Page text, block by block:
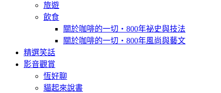
旅遊
飲食
關於咖啡的一切‧800年祕史與技法
關於咖啡的一切‧800年風尚與藝文
精選笑話
影音觀賞
恆好聊
貓起來說書